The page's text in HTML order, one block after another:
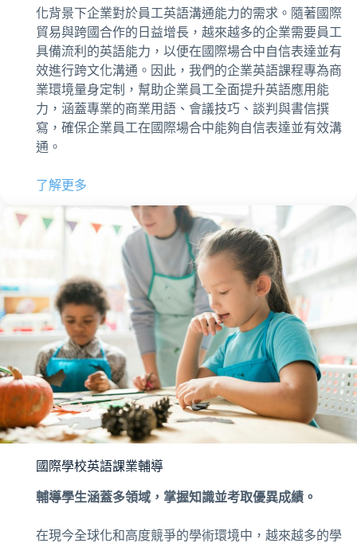
化背景下企業對於員工英語溝通能力的需求。隨著國際
貿易與跨國合作的日益增長，越來越多的企業需要員工
具備流利的英語能力，以便在國際場合中自信表達並有
效進行跨文化溝通。因此，我們的企業英語課程專為商
業環境量身定制，幫助企業員工全面提升英語應用能
力，涵蓋專業的商業用語、會議技巧、談判與書信撰
寫，確保企業員工在國際場合中能夠自信表達並有效溝
通。
了解更多
國際學校英語課業輔導
輔導學生涵蓋多領域，掌握知識並考取優異成績。
在現今全球化和高度競爭的學術環境中，越來越多的學